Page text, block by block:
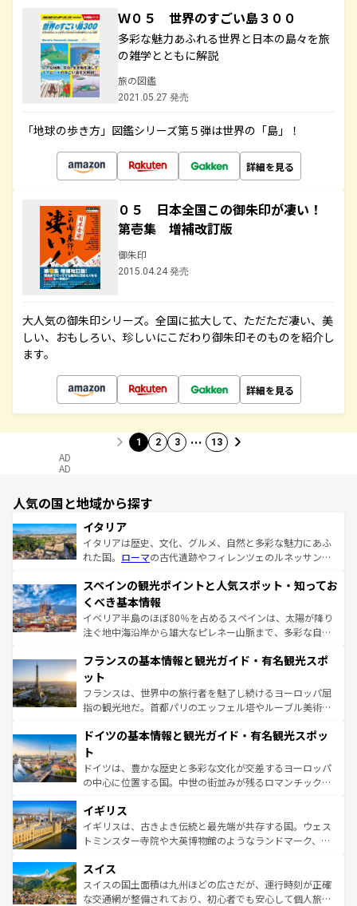
Ｗ０５ 世界のすごい島３００
多彩な魅力あふれる世界と日本の島々を旅
の雑学とともに解説
旅の図鑑
2021.05.27 発売
「地球の歩き方」図鑑シリーズ第５弾は世界の「島」！
詳細を見る
０５ 日本全国この御朱印が凄い！
第壱集 増補改訂版
御朱印
2015.04.24 発売
大人気の御朱印シリーズ。全国に拡大して、ただただ凄い、美
しい、おもしろい、珍しいにこだわり御朱印そのものを紹介し
ます。
詳細を見る
1 2 3 … 13
AD
AD
人気の国と地域から探す
イタリア
イタリアは歴史、文化、グルメ、自然と多彩な魅力にあふ
れた国。 ローマの古代遺跡やフィレンツェのルネッサンス
ろん、トスカーナの美しい田園風景やアマルフィ海岸の絶
景など、自然景観も見逃せない。観光の合間には、本場の
ピザやパスタなど、絶品のイタリア料理を堪能することも
できる。朝目覚めてから夜眠るまで、すべての瞬間を楽し
なお、新着のイタリア情報はコンテンツ一覧を参照してほ
しい。
スペインの観光ポイントと人気スポット・知ってお
くべき基本情報
イベリア半島のほぼ80％を占めるスペインは、太陽が降り
注ぐ地中海沿岸から雄大なピレネー山脈まで、多彩な自然
文化が根付くこの国では、情熱的なフラメンコ、熱気あふ
れる闘牛、そして美味しいタパスが生活の一部となってい
る。首都マドリードの洗練された雰囲気や、バルセロナの
アートに溢れた街角から、地方では古代ローマ遺跡や中世
せる。地方によって風土や気候が異なるスペインはその個
ンテンツ一覧 を参照してほしい。
フランスの基本情報と観光ガイド・有名観光スポ
ット
フランスは、世界中の旅行者を魅了し続けるヨーロッパ屈
指の観光地だ。首都パリのエッフェル塔やルーブル美術館
で、幅広い魅力が詰まっている。華麗な宮殿、歴史的な大
聖堂、美しいビーチ、そして豊かな自然が、訪れる者を心
から魅了する。また、フランスは美食の国としても知ら
れ、フランス料理はユネスコ無形文化遺産にも登録されて
香り高いラベンダー畑など、多彩な楽しみ方が可能だ。さ
らに、パリ以外の地域にも魅力が溢れており、どの街角に
も豊かな歴史と文化が息づいている。パリ以外の個性あふ
を参照してほしい。
ドイツの基本情報と観光ガイド・有名観光スポッ
ト
ドイツは、豊かな歴史と多彩な文化が交差するヨーロッパ
の中心に位置する国。中世の街並みが残るロマンチック街
顔を持つこの国は、どこを歩いても飽きることがない。ベ
ルリンの文化的活気、バイエルン州のアルプスの絶景、そ
してライン川沿いのワイン畑といった風景は必見。ビール
は、お酒好きな人にはぜひ体験してほしい。 なお、新着の
ドイツ情報はコンテンツ一覧を参照してほしい。
イギリス
イギリスは、古きよき伝統と最先端が共存する国。ウェス
トミンスター寺院や大英博物館のようなランドマーク、歴
リアごとに異なる魅力がある。また、優雅なアフタヌーン
ティー、ビール好きにはたまらない英国パブ、サッカー観
戦など、本場だからこそできる体験も豊富。イギリスを旅
スイス
スイスの国土面積は九州ほどの広さだが、運行時刻が正確
な交通網が整備されており、初心者でも安心して個人旅行